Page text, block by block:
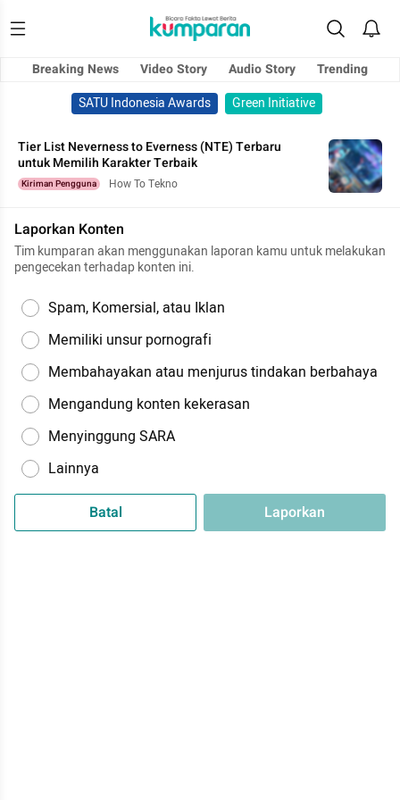
Breaking News Video Story Audio Story
Trending
SATU Indonesia Awards
Green Initiative
Tier List Neverness to Everness (NTE) Terbaru
untuk Memilih Karakter Terbaik
Kiriman Pengguna How To Tekno
Laporkan Konten
Tim kumparan akan menggunakan laporan kamu untuk melakukan
pengecekan terhadap konten ini.
Spam, Komersial, atau Iklan
Memiliki unsur pornografi
Membahayakan atau menjurus tindakan berbahaya
Mengandung konten kekerasan
Menyinggung SARA
Lainnya
Batal Laporkan